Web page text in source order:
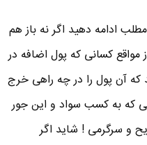
ادامه دهید اگر نه باز هم
مواقع کسانی که پول اضافه در
که آن پول را در چه راهی خرج
که به کسب سواد و این جور
و سرگرمی ! شاید اگر